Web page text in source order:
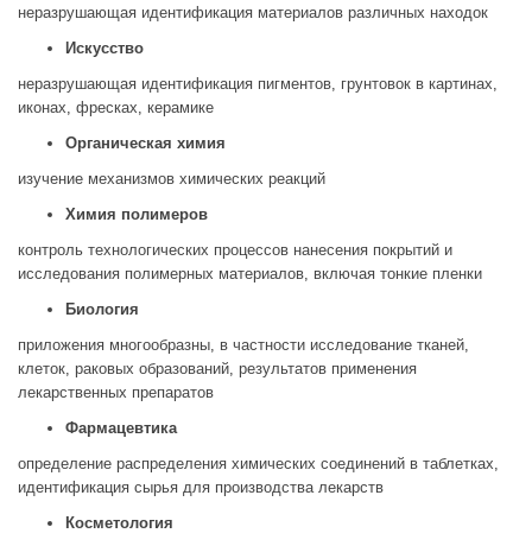
неразрушающая идентификация материалов различных находок
Искусство
неразрушающая идентификация пигментов, грунтовок в картинах,
иконах, фресках, керамике
Органическая химия
изучение механизмов химических реакций
Химия полимеров
контроль технологических процессов нанесения покрытий и
исследования полимерных материалов, включая тонкие пленки
Биология
приложения многообразны, в частности исследование тканей,
клеток, раковых образований, результатов применения
лекарственных препаратов
Фармацевтика
определение распределения химических соединений в таблетках,
идентификация сырья для производства лекарств
Косметология